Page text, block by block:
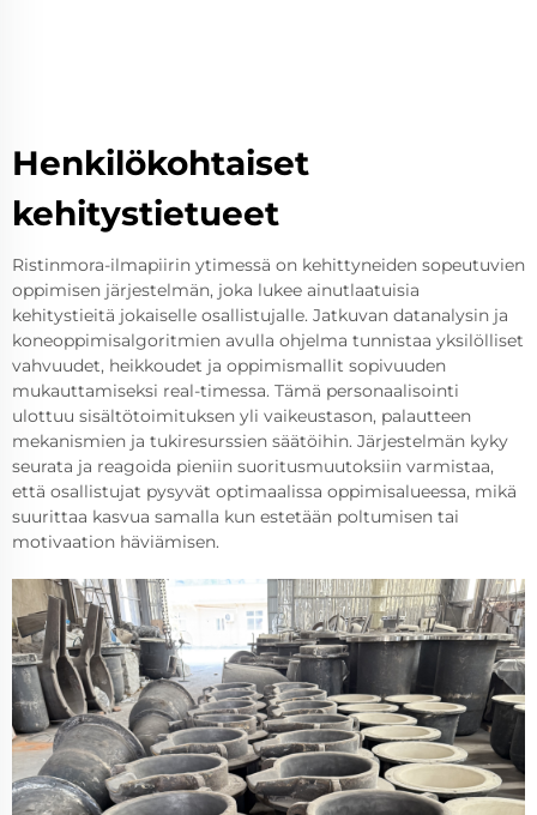
Henkilökohtaiset
kehitystietueet
Ristinmora-ilmapiirin ytimessä on kehittyneiden sopeutuvien
oppimisen järjestelmän, joka lukee ainutlaatuisia
kehitystieitä jokaiselle osallistujalle. Jatkuvan datanalysin ja
koneoppimisalgoritmien avulla ohjelma tunnistaa yksilölliset
vahvuudet, heikkoudet ja oppimismallit sopivuuden
mukauttamiseksi real-timessa. Tämä personaalisointi
ulottuu sisältötoimituksen yli vaikeustason, palautteen
mekanismien ja tukiresurssien säätöihin. Järjestelmän kyky
seurata ja reagoida pieniin suoritusmuutoksiin varmistaa,
että osallistujat pysyvät optimaalissa oppimisalueessa, mikä
suurittaa kasvua samalla kun estetään poltumisen tai
motivaation häviämisen.